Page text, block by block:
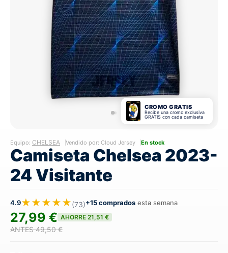
CROMO GRATIS
Recibe una cromo exclusiva
GRATIS con cada camiseta
Equipo: CHELSEA Vendido por: Cloud Jersey En stock
Camiseta Chelsea 2023-
24 Visitante
4.9★★★★★(73)+15 comprados esta semana
27,99 € AHORRE 21,51 €
ANTES 49,50 €